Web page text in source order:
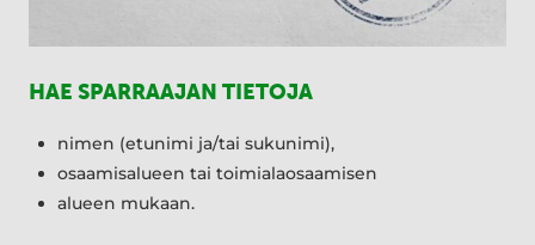
HAE SPARRAAJAN TIETOJA
nimen (etunimi ja/tai sukunimi),
osaamisalueen tai toimialaosaamisen
alueen mukaan.